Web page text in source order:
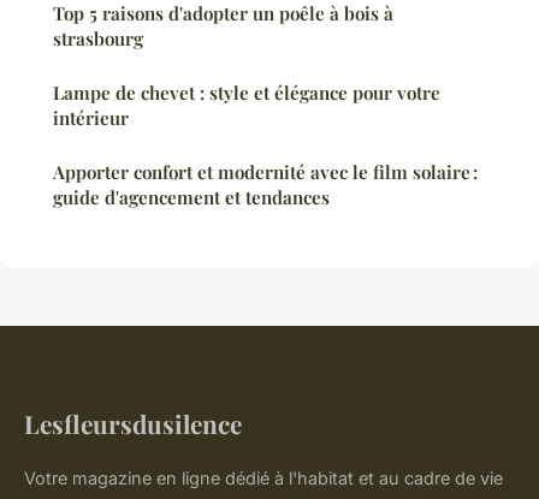
Top 5 raisons d'adopter un poêle à bois à
strasbourg
Lampe de chevet : style et élégance pour votre
intérieur
Apporter confort et modernité avec le film solaire :
guide d'agencement et tendances
Lesfleursdusilence
Votre magazine en ligne dédié à l'habitat et au cadre de vie